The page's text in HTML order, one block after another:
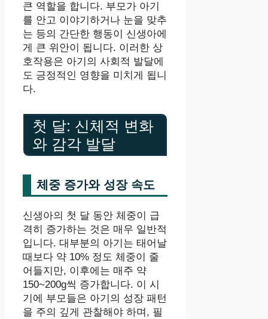
큰 역할을 합니다. 부모가 아기
를 안고 이야기하거나 눈을 맞추
는 등의 간단한 행동이 신생아에
게 큰 위안이 됩니다. 이러한 상
호작용은 아기의 사회적 발달에
도 긍정적인 영향을 미치게 됩니
다.
첫 달: 신체적 변화
와 감각 발달
체중 증가와 성장 속도
신생아의 첫 달 동안 체중이 급
격히 증가하는 것은 매우 일반적
입니다. 대부분의 아기는 태어날
때보다 약 10% 정도 체중이 줄
어들지만, 이후에는 매주 약
150~200g씩 증가합니다. 이 시
기에 부모들은 아기의 성장 패턴
을 주의 깊게 관찰해야 하며, 필